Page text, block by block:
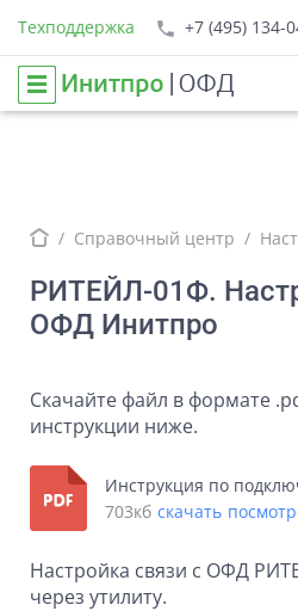
Техподдержка +7 (495) 134-
Справочный центр
РИТЕЙЛ-01Ф.
ОФД Инитпро
Скачайте файл в формате
инструкции ниже.
Инструкция по
703кб скачать
Настройка связи с ОФД
через утилиту.